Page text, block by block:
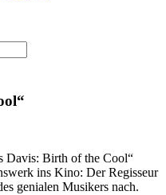
Davis: Birth of the Cool“
ins Kino: Der Regisseur
genialen Musikers nach.